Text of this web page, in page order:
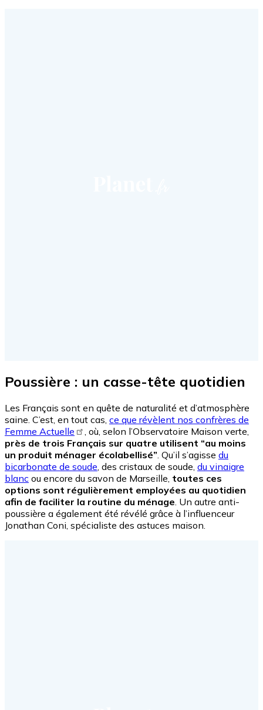
Poussière : un casse-tête quotidien
Les Français sont en quête de naturalité et d’atmosphère
saine. C’est, en tout cas, ce que révèlent nos confrères de
Femme Actuelle
, où, selon l’Observatoire Maison verte,
près de trois Français sur quatre utilisent “au moins
un produit ménager écolabellisé” . Qu’il s’agisse du
bicarbonate de soude , des cristaux de soude, du vinaigre
blanc ou encore du savon de Marseille, toutes ces
options sont régulièrement employées au quotidien
afin de faciliter la routine du ménage . Un autre anti-
poussière a également été révélé grâce à l’influenceur
Jonathan Coni, spécialiste des astuces maison.